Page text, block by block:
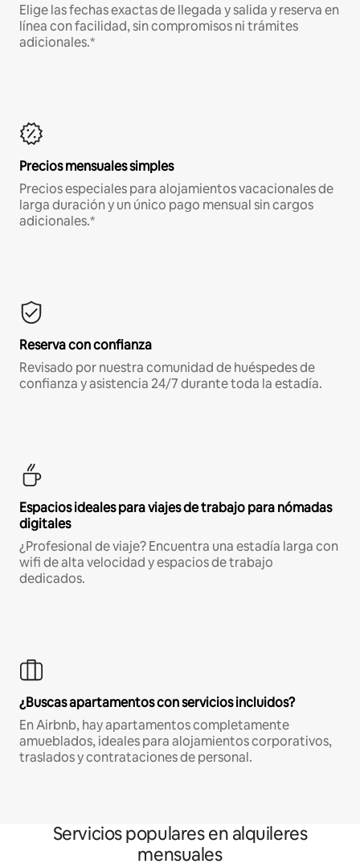
Elige las fechas exactas de llegada y salida y reserva en
línea con facilidad, sin compromisos ni trámites
adicionales.*
Precios mensuales simples
Precios especiales para alojamientos vacacionales de
larga duración y un único pago mensual sin cargos
adicionales.*
Reserva con confianza
Revisado por nuestra comunidad de huéspedes de
confianza y asistencia 24/7 durante toda la estadía.
Espacios ideales para viajes de trabajo para nómadas
digitales
¿Profesional de viaje? Encuentra una estadía larga con
wifi de alta velocidad y espacios de trabajo
dedicados.
¿Buscas apartamentos con servicios incluidos?
En Airbnb, hay apartamentos completamente
amueblados, ideales para alojamientos corporativos,
traslados y contrataciones de personal.
Servicios populares en alquileres
mensuales